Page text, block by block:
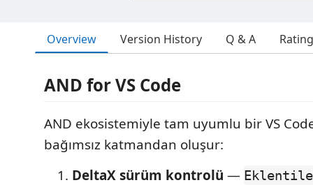
Overview Version History Q & A
AND for VS Code
AND ekosistemiyle tam uyumlu bir VS
bağımsız katmandan oluşur:
DeltaX sürüm kontrolü —